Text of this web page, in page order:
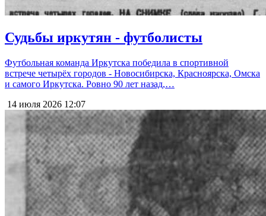
Судьбы иркутян - футболисты
Футбольная команда Иркутска победила в спортивной
встрече четырёх городов - Новосибирска, Красноярска, Омска
и самого Иркутска. Ровно 90 лет назад,…
14 июля 2026 12:07